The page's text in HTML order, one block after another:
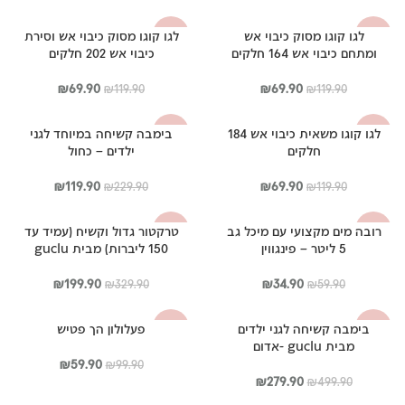
₪269.90.
₪179.90.
₪279.90.
₪149.90.
-42%לגו קוגו מסוק כיבוי אש
ומתחם כיבוי אש 164 חלקים
₪119.90
המחיר
₪119.90.
₪69.90
המחיר
₪69.90.
-42%
לגו קוגו מסוק כיבוי אש וסירת
כיבוי אש 202 חלקים
₪119.90
המחיר
₪119.90.
₪69.90
המחיר
₪69.90.
-42%
לגו קוגו משאית כיבוי אש 184
חלקים
₪119.90
המחיר
₪119.90.
₪69.90
המחיר
₪69.90.
-48%
בימבה קשיחה במיוחד לגני
ילדים – כחול
₪229.90
המחיר
₪229.90.
₪119.90
המחיר
₪119.90.
-42%
רובה מים מקצועי עם מיכל גב
5 ליטר – פינגווין
₪59.90
המחיר
₪59.90.
₪34.90
המחיר
₪34.90.
-39%
טרקטור גדול וקשיח (עמיד עד
150 ליברות) מבית guclu
₪329.90
המחיר
₪329.90.
₪199.90
המחיר
-44%בימבה קשיחה לגני ילדים
מבית guclu -אדום
₪499.90
המחיר ₪279.90
המחיר
פעלולון הך פטיש
₪99.90
המחיר₪59.90
המחיר